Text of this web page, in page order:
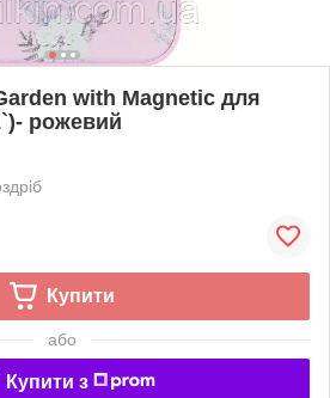
with Magnetic для
рожевий
Купити
або
Купити з